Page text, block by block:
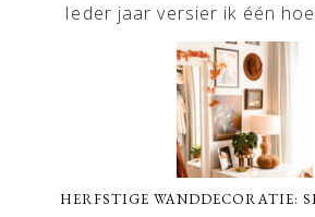
Ieder jaar versier ik één
HERFSTIGE WANDDECORATIE: